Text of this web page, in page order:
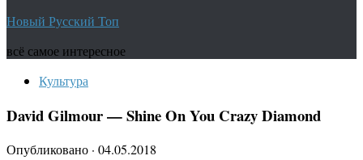
Новый Русский Топ
всё самое интересное
Культура
David Gilmour — Shine On You Crazy Diamond
Опубликовано · 04.05.2018